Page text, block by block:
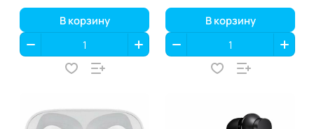
В корзину В корзину